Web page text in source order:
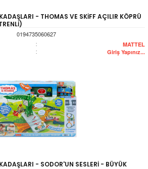
- THOMAS VE SKİFF AÇILIR KÖPRÜ
0194735060627
: MATTEL
: Giriş Yapınız...
- SODOR'UN SESLERİ - BÜYÜK